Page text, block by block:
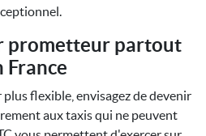
prometteur partout
France
flexible, envisagez de devenir
aux taxis qui ne peuvent